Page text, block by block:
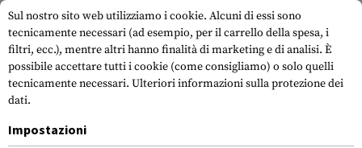
Sul nostro sito web utilizziamo i cookie. Alcuni di essi sono
tecnicamente necessari (ad esempio, per il carrello della spesa, i
filtri, ecc.), mentre altri hanno finalità di marketing e di analisi. È
possibile accettare tutti i cookie (come consigliamo) o solo quelli
tecnicamente necessari. Ulteriori informazioni sulla protezione dei
dati.
Impostazioni